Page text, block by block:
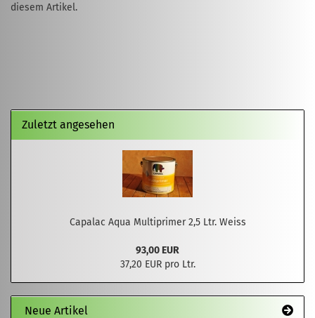
diesem Artikel.
Zuletzt angesehen
Capalac Aqua Multiprimer 2,5 Ltr. Weiss
93,00 EUR
37,20 EUR pro Ltr.
Neue Artikel